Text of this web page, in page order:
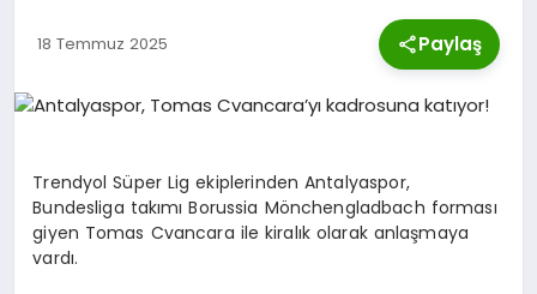
18 Temmuz 2025 Paylaş
Trendyol Süper Lig ekiplerinden Antalyaspor,
Bundesliga takımı Borussia Mönchengladbach forması
giyen Tomas Cvancara ile kiralık olarak anlaşmaya
vardı.